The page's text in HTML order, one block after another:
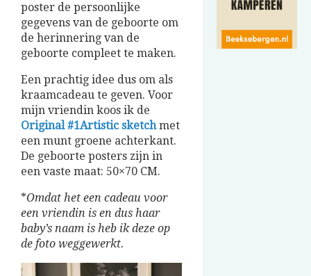
poster de persoonlijke
gegevens van de geboorte om
de herinnering van de
geboorte compleet te maken.
Een prachtig idee dus om als
kraamcadeau te geven. Voor
mijn vriendin koos ik de
Original #1Artistic sketchmet
een munt groene achterkant.
De geboorte posters zijn in
een vaste maat: 50×70 CM.
*Omdat het een cadeau voor
een vriendin is en dus haar
baby’s naam is heb ik deze op
de foto weggewerkt.